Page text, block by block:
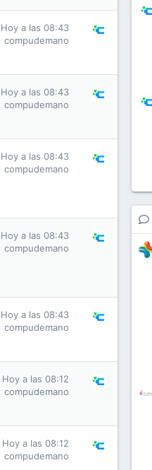
Hoy a las 08:43
compudemano
Hoy a las 08:43
compudemano
Hoy a las 08:43
compudemano
Hoy a las 08:43
compudemano
Hoy a las 08:43
compudemano
Hoy a las 08:12
compudemano
Hoy a las 08:12
compudemano